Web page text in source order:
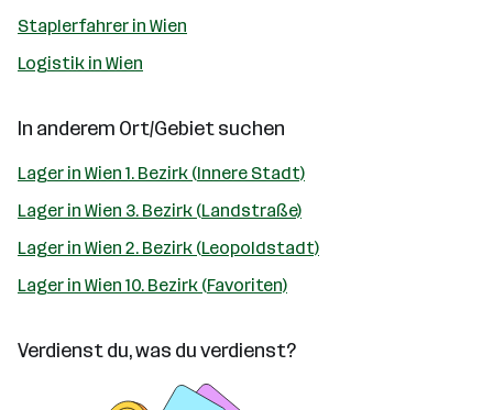
Staplerfahrer in Wien
Logistik in Wien
In anderem Ort/Gebiet suchen
Lager in Wien 1. Bezirk (Innere Stadt)
Lager in Wien 3. Bezirk (Landstraße)
Lager in Wien 2. Bezirk (Leopoldstadt)
Lager in Wien 10. Bezirk (Favoriten)
Verdienst du, was du verdienst?